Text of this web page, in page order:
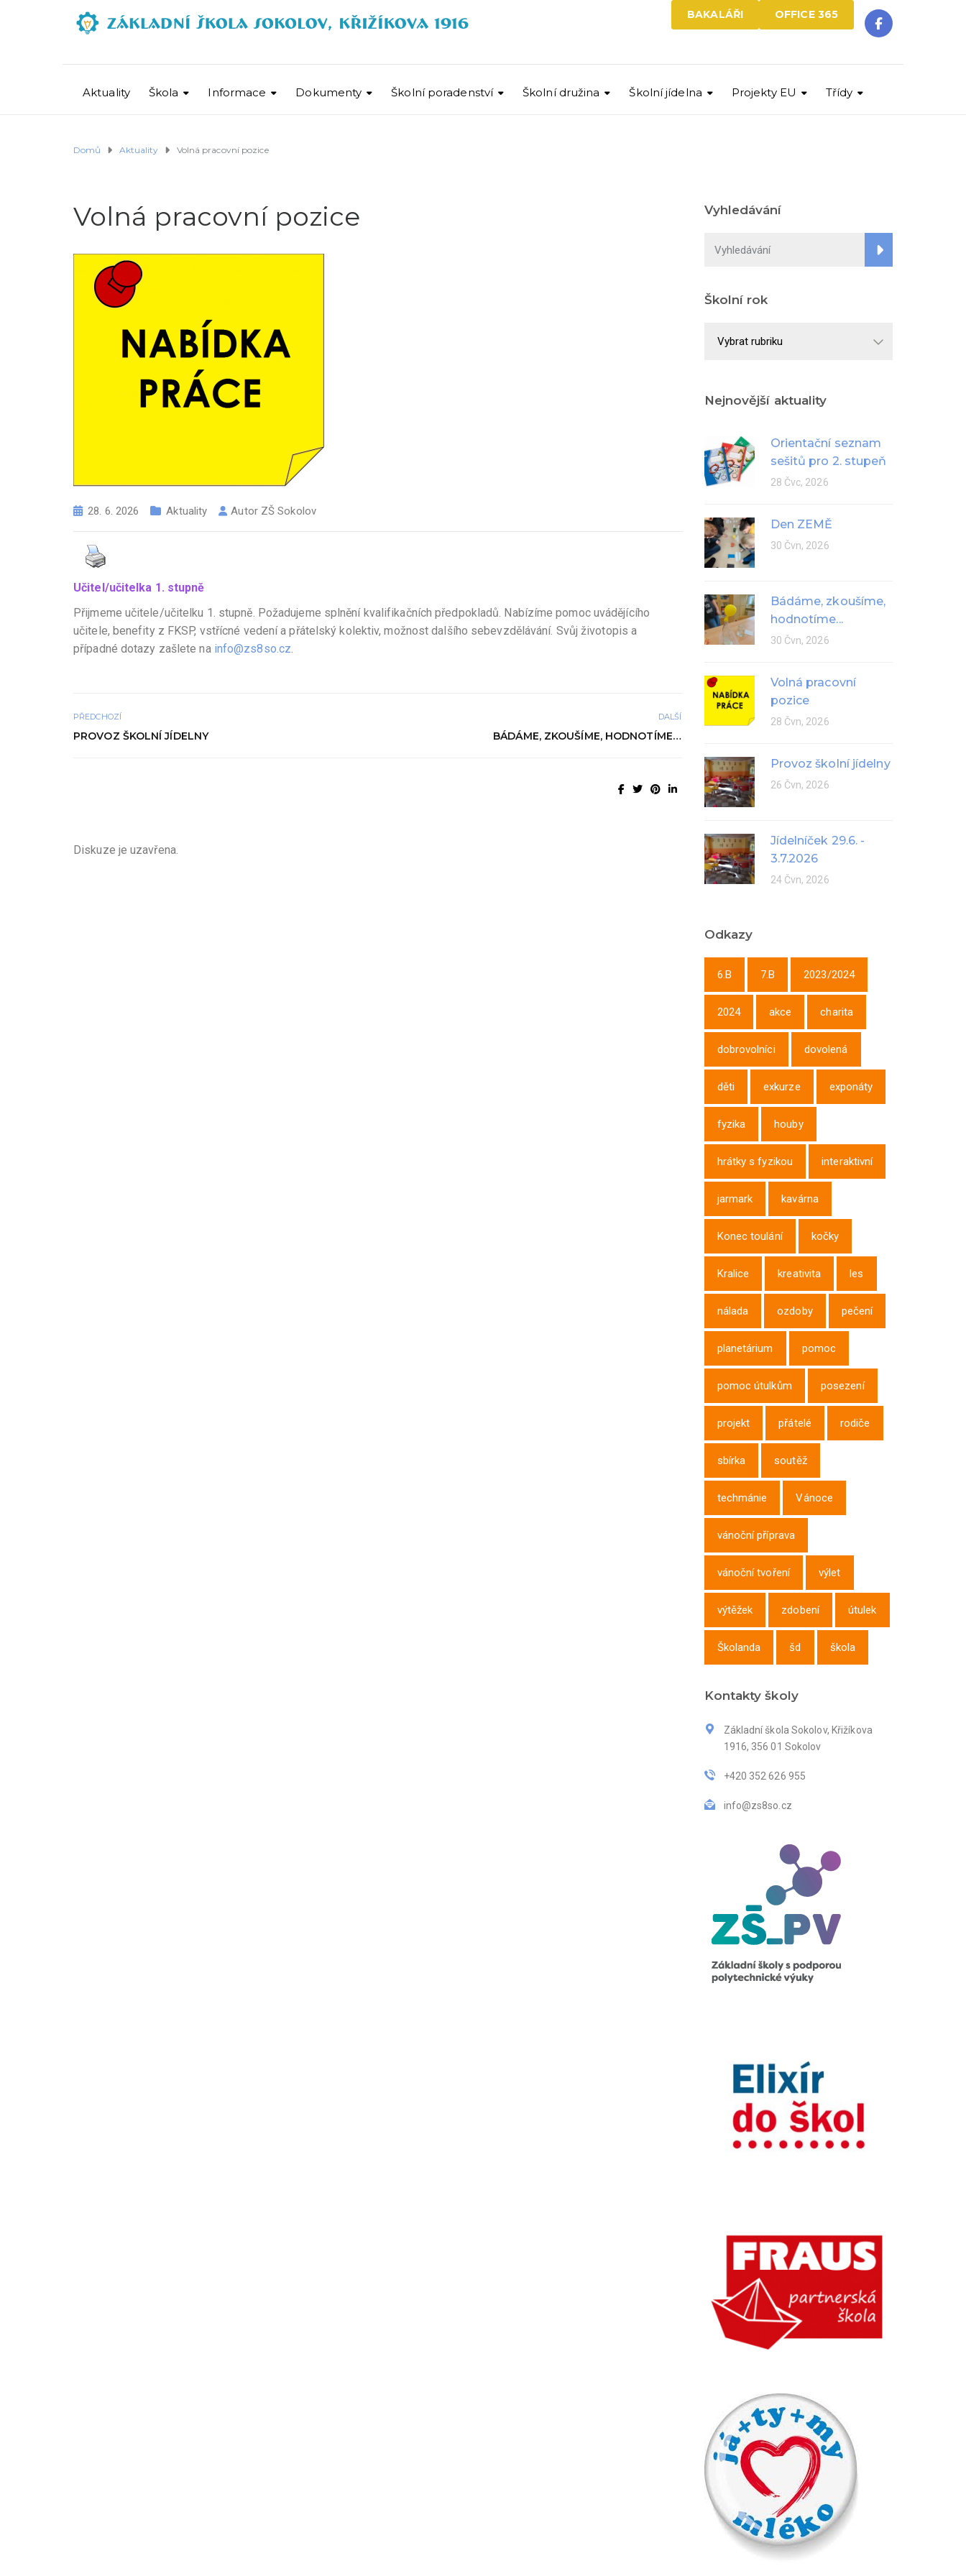
OFFICE 365
BAKALÁŘI
Aktuality Škola Informace Dokumenty Školní poradenství Školní družina Školní jídelna Projekty EU Třídy
Domů Aktuality Volná pracovní pozice
Volná pracovní pozice
28. 6. 2026 Aktuality Autor ZŠ Sokolov
Učitel/učitelka 1. stupně
Přijmeme učitele/učitelku 1. stupně. Požadujeme splnění kvalifikačních předpokladů. Nabízíme pomoc uvádějícího
učitele, benefity z FKSP, vstřícné vedení a přátelský kolektiv, možnost dalšího sebevzdělávání. Svůj životopis a
případné dotazy zašlete na info@zs8so.cz
PŘEDCHOZÍ
PROVOZ ŠKOLNÍ JÍDELNY
DALŠÍ
BÁDÁME, ZKOUŠÍME, HODNOTÍME…
Diskuze je uzavřena.
Vyhledávání
Školní rok
Nejnovější aktuality
Orientační seznam
sešitů pro 2. stupeň
28 Čvc, 2026
Den ZEMĚ
30 Čvn, 2026
Bádáme, zkoušíme,
hodnotíme...
30 Čvn, 2026
Volná pracovní
pozice
28 Čvn, 2026
Provoz školní jídelny
26 Čvn, 2026
Jídelníček 29.6. -
3.7.2026
24 Čvn, 2026
Odkazy
6.B 7.B 2023/2024
2024 akce charita
dobrovolníci dovolená
děti exkurze exponáty
fyzika houby
hrátky s fyzikou interaktivní
jarmark kavárna
Konec toulání kočky
Kralice kreativita les
nálada ozdoby pečení
planetárium pomoc
pomoc útulkům posezení
projekt přátelé rodiče
sbírka soutěž
techmánie Vánoce
vánoční příprava
vánoční tvoření výlet
výtěžek zdobení útulek
Školanda šd škola
Kontakty školy
Základní škola Sokolov, Křižíkova
1916, 356 01 Sokolov
+420 352 626 955
info@zs8so.cz